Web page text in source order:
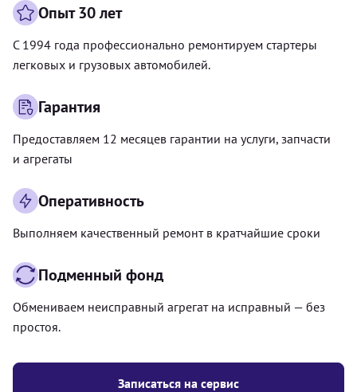
Записаться на сервис
Опыт 30 лет
С 1994 года профессионально ремонтируем стартеры
легковых и грузовых автомобилей.
Гарантия
Предоставляем 12 месяцев гарантии на услуги, запчасти
и агрегаты
Оперативность
Выполняем качественный ремонт в кратчайшие сроки
Подменный фонд
Обмениваем неисправный агрегат на исправный — без
простоя.